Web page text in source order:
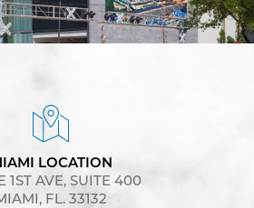
LOCATION
1ST AVE, SUITE 400
FL. 33132